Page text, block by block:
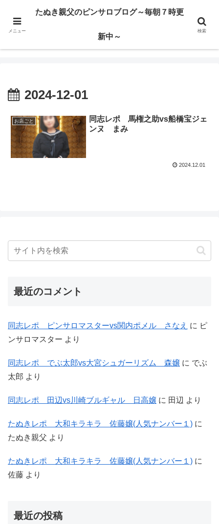
ハードサービス嬢を求めて3000回ピンサロで遊んだ親父
たぬき親父のピンサロブログ～毎朝７時更新中～
2024-12-01
お店ごと
同志レポ 馬権之助vs船橋宝ジェ
ンヌ まみ
2024.12.01
最近のコメント
同志レポ ピンサロマスターvs関内ポメル さなえ に ピ
ンサロマスター より
同志レポ でぶ太郎vs大宮シュガーリズム 森嬢 に でぶ
太郎 より
同志レポ 田辺vs川崎ブルギャル 日高嬢 に 田辺 より
たぬきレポ 大和キラキラ 佐藤嬢(人気ナンバー１) に
たぬき親父 より
たぬきレポ 大和キラキラ 佐藤嬢(人気ナンバー１) に
佐藤 より
最近の投稿
メニュー
たぬき親父のピンサロブログ～毎朝７時更
新中～
検索